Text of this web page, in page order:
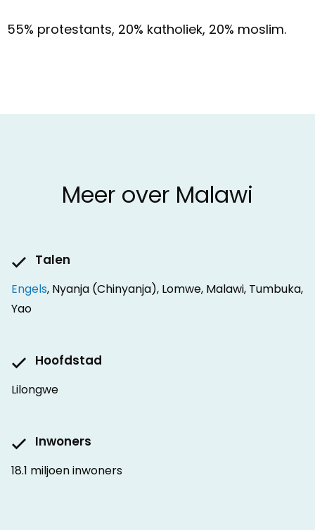
55% protestants, 20% katholiek, 20% moslim.
Meer over Malawi
Talen
Engels, Nyanja (Chinyanja), Lomwe, Malawi, Tumbuka,
Yao
Hoofdstad
Lilongwe
Inwoners
18.1 miljoen inwoners